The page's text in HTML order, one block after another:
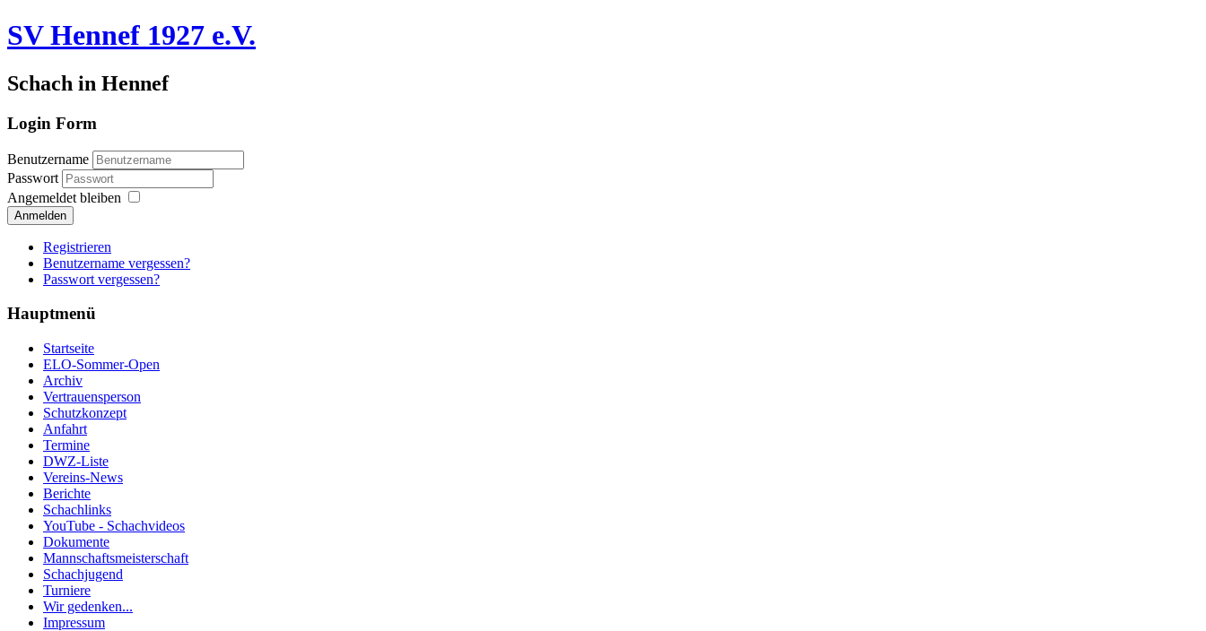
SV Hennef 1927 e.V.
Schach in Hennef
Login Form
Benutzername
Passwort
Angemeldet bleiben
Anmelden
Registrieren
Benutzername vergessen?
Passwort vergessen?
Hauptmenü
Startseite
ELO-Sommer-Open
Archiv
Vertrauensperson
Schutzkonzept
Anfahrt
Termine
DWZ-Liste
Vereins-News
Berichte
Schachlinks
YouTube - Schachvideos
Dokumente
Mannschaftsmeisterschaft
Schachjugend
Turniere
Wir gedenken...
Impressum